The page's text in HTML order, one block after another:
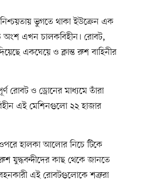
ভুগতে থাকা ইউক্রেন এক
অংশ এখন চালকবিহীন। রোবট,
একঘেয়ে ও ক্লান্ত রুশ বাহিনীর
রোবট ও ড্রোনের মাধ্যমে তাঁরা
এই মেশিনগুলো ২২ হাজার
হালকা আলোর নিচে টিকে
যুদ্ধবন্দীদের কাছ থেকে জানতে
এই রোবটগুলোকে শত্রুরা